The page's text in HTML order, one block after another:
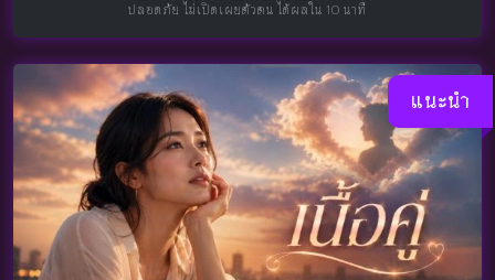
ปลอดภัย ไม่เปิดเผยตัวตน ได้ผลใน 10 นาที
แนะนำ